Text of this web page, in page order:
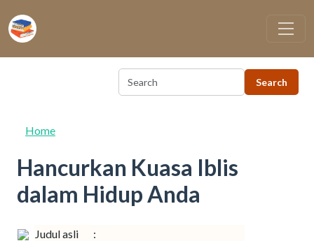
Home
Hancurkan Kuasa Iblis
dalam Hidup Anda
Judul asli
: